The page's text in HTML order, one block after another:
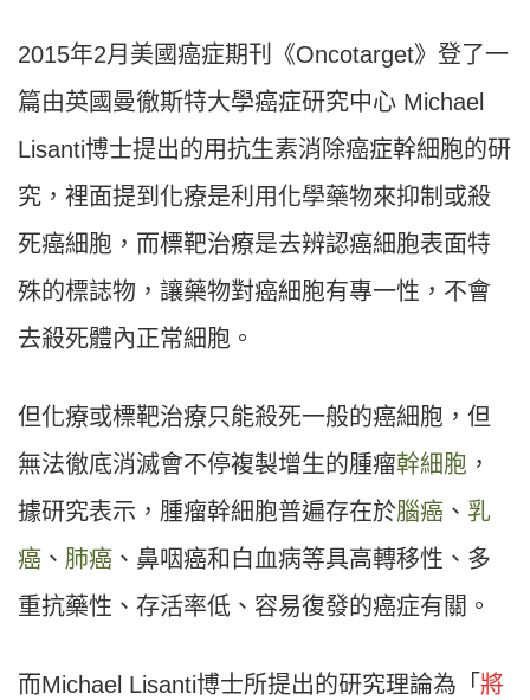
2015年2月美國癌症期刊《Oncotarget》登了一
篇由英國曼徹斯特大學癌症研究中心 Michael
Lisanti博士提出的用抗生素消除癌症幹細胞的研
究，裡面提到化療是利用化學藥物來抑制或殺
死癌細胞，而標靶治療是去辨認癌細胞表面特
殊的標誌物，讓藥物對癌細胞有專一性，不會
去殺死體內正常細胞。
但化療或標靶治療只能殺死一般的癌細胞，但
無法徹底消滅會不停複製增生的腫瘤幹細胞 ，
據研究表示，腫瘤幹細胞普遍存在於腦癌 、 乳
癌 、 肺癌 、鼻咽癌和白血病等具高轉移性、多
重抗藥性、存活率低、容易復發的癌症有關。
而Michael Lisanti博士所提出的研究理論為「 將